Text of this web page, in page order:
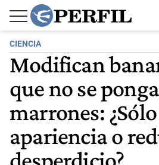
CIENCIA
Modifican
que no se
marrones: ¿Sólo
apariencia o